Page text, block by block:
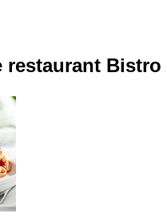
restaurant Bistro